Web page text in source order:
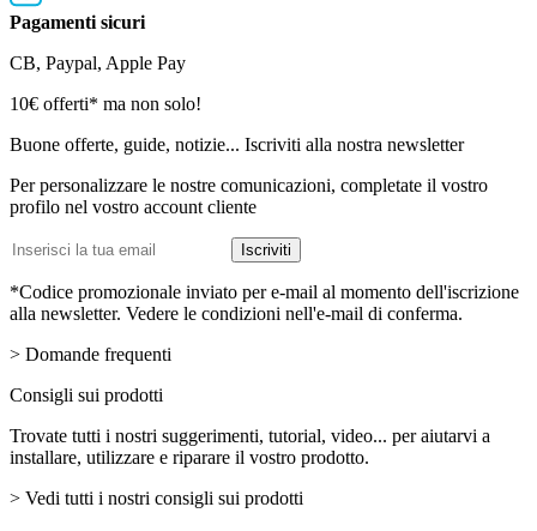
Pagamenti sicuri
CB, Paypal, Apple Pay
Newsletter
10€ offerti* ma non solo!
Buone offerte, guide, notizie... Iscriviti alla nostra newsletter
Per personalizzare le nostre comunicazioni, completate il vostro
profilo nel vostro account cliente
Indirizzo email
Iscriviti
*Codice promozionale inviato per e-mail al momento dell'iscrizione
alla newsletter. Vedere le condizioni nell'e-mail di conferma.
> Domande frequenti
Consigli sui prodotti
Trovate tutti i nostri suggerimenti, tutorial, video... per aiutarvi a
installare, utilizzare e riparare il vostro prodotto.
> Vedi tutti i nostri consigli sui prodotti